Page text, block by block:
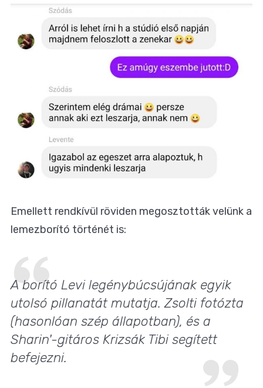
Emellett rendkívül röviden megosztották velünk a
lemezborító történét is:
A borító Levi legénybúcsújának egyik
utolsó pillanatát mutatja. Zsolti fotózta
(hasonlóan szép állapotban), és a
Sharin'-gitáros Krizsák Tibi segített
befejezni.